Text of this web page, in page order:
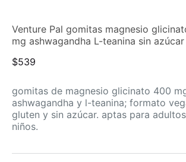
Venture Pal gomitas magnesio
mg ashwagandha L-teanina sin azúcar
$539
gomitas de magnesio glicinato 400
ashwagandha y l-teanina; formato
gluten y sin azúcar. aptas para
niños.